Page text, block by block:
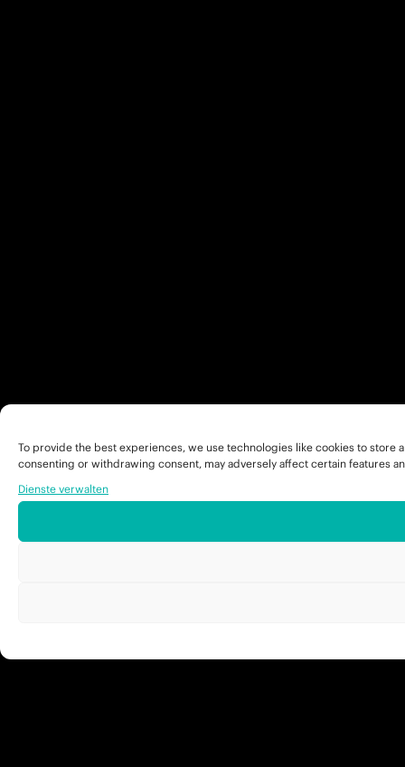
To provide the best experiences, we use technologies like cookies to
consenting or withdrawing consent, may adversely affect certain features
Dienste verwalten